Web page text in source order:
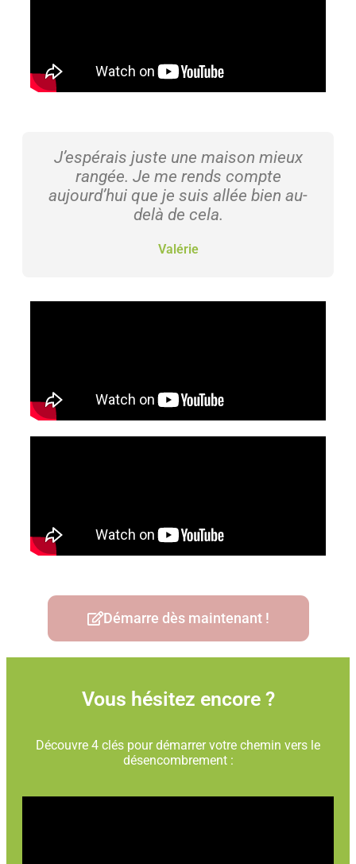
J’espérais juste une maison mieux
rangée. Je me rends compte
aujourd’hui que je suis allée bien au-
delà de cela.
Valérie
Démarre dès maintenant !
Vous hésitez encore ?
Découvre 4 clés pour démarrer votre chemin vers le
désencombrement :